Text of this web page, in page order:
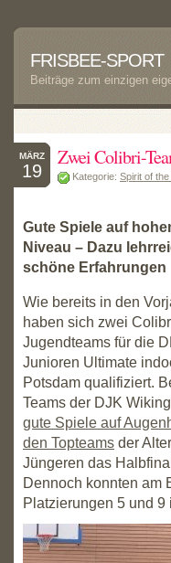
FRISBEE-SPORT
Beiträge zum einzigen
MÄRZ
19
Zwei Colibri-
Kategorie: Spirit of
Gute Spiele auf
Niveau – Dazu
schöne Erfahrungen
Wie bereits in den
haben sich zwei
Jugendteams für die
Junioren Ultimate
Potsdam qualifiziert.
Teams der DJK
gute Spiele auf
den Topteams der
Jüngeren das
Dennoch konnten am
Platzierungen 5 und 9